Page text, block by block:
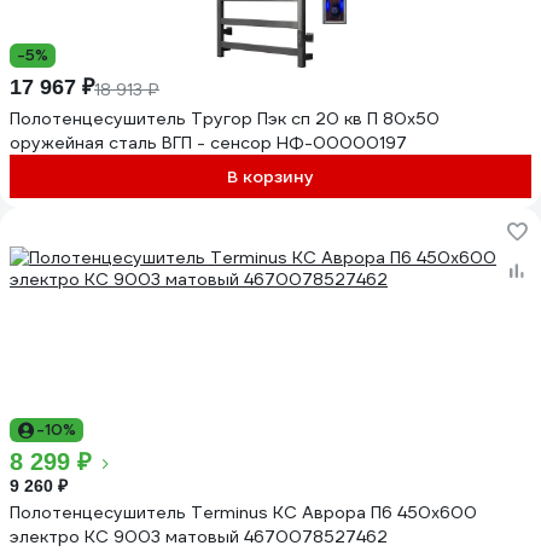
-5%
17 967 ₽18 913 ₽
Полотенцесушитель Тругор Пэк сп 20 кв П 80х50
оружейная сталь ВГП - сенсор НФ-00000197
В корзину
-10%
8 299 ₽
9 260 ₽
Полотенцесушитель Terminus КС Аврора П6 450x600
электро КС 9003 матовый 4670078527462